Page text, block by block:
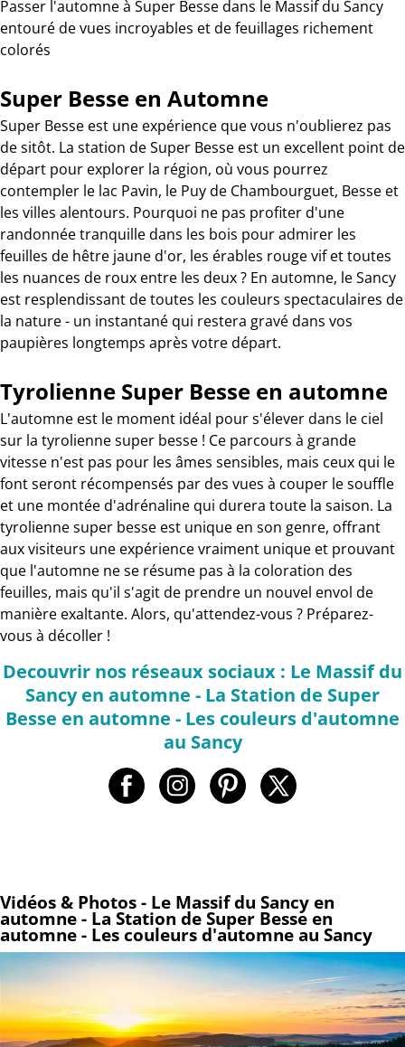
Passer l'automne à Super Besse dans le Massif du Sancy
entouré de vues incroyables et de feuillages richement
colorés
Super Besse en Automne
Super Besse est une expérience que vous n'oublierez pas
de sitôt. La station de Super Besse est un excellent point de
départ pour explorer la région, où vous pourrez
contempler le lac Pavin, le Puy de Chambourguet, Besse et
les villes alentours. Pourquoi ne pas profiter d'une
randonnée tranquille dans les bois pour admirer les
feuilles de hêtre jaune d'or, les érables rouge vif et toutes
les nuances de roux entre les deux ? En automne, le Sancy
est resplendissant de toutes les couleurs spectaculaires de
la nature - un instantané qui restera gravé dans vos
paupières longtemps après votre départ.
Tyrolienne Super Besse en automne
L'automne est le moment idéal pour s'élever dans le ciel
sur la tyrolienne super besse ! Ce parcours à grande
vitesse n'est pas pour les âmes sensibles, mais ceux qui le
font seront récompensés par des vues à couper le souffle
et une montée d'adrénaline qui durera toute la saison. La
tyrolienne super besse est unique en son genre, offrant
aux visiteurs une expérience vraiment unique et prouvant
que l'automne ne se résume pas à la coloration des
feuilles, mais qu'il s'agit de prendre un nouvel envol de
manière exaltante. Alors, qu'attendez-vous ? Préparez-
vous à décoller !
Decouvrir nos réseaux sociaux : Le Massif du
Sancy en automne - La Station de Super
Besse en automne - Les couleurs d'automne
au Sancy
Vidéos & Photos - Le Massif du Sancy en
automne - La Station de Super Besse en
automne - Les couleurs d'automne au Sancy